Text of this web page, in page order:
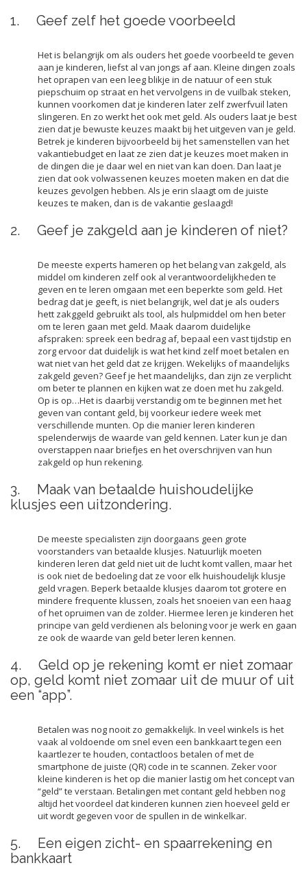
1. Geef zelf het goede voorbeeld
Het is belangrijk om als ouders het goede voorbeeld te geven
aan je kinderen, liefst al van jongs af aan. Kleine dingen zoals
het oprapen van een leeg blikje in de natuur of een stuk
piepschuim op straat en het vervolgens in de vuilbak steken,
kunnen voorkomen dat je kinderen later zelf zwerfvuil laten
slingeren. En zo werkt het ook met geld. Als ouders laat je best
zien dat je bewuste keuzes maakt bij het uitgeven van je geld.
Betrek je kinderen bijvoorbeeld bij het samenstellen van het
vakantiebudget en laat ze zien dat je keuzes moet maken in
de dingen die je daar wel en niet van kan doen. Dan laat je
zien dat ook volwassenen keuzes moeten maken en dat die
keuzes gevolgen hebben. Als je erin slaagt om de juiste
keuzes te maken, dan is de vakantie geslaagd!
2. Geef je zakgeld aan je kinderen of niet?
De meeste experts hameren op het belang van zakgeld, als
middel om kinderen zelf ook al verantwoordelijkheden te
geven en te leren omgaan met een beperkte som geld. Het
bedrag dat je geeft, is niet belangrijk, wel dat je als ouders
hett zakggeld gebruikt als tool, als hulpmiddel om hen beter
om te leren gaan met geld. Maak daarom duidelijke
afspraken: spreek een bedrag af, bepaal een vast tijdstip en
zorg ervoor dat duidelijk is wat het kind zelf moet betalen en
wat niet van het geld dat ze krijgen. Wekelijks of maandelijks
zakgeld geven? Geef je het maandelijks, dan zijn ze verplicht
om beter te plannen en kijken wat ze doen met hu zakgeld.
Op is op…Het is daarbij verstandig om te beginnen met het
geven van contant geld, bij voorkeur iedere week met
verschillende munten. Op die manier leren kinderen
spelenderwijs de waarde van geld kennen. Later kun je dan
overstappen naar briefjes en het overschrijven van hun
zakgeld op hun rekening.
3. Maak van betaalde huishoudelijke
klusjes een uitzondering.
De meeste specialisten zijn doorgaans geen grote
voorstanders van betaalde klusjes. Natuurlijk moeten
kinderen leren dat geld niet uit de lucht komt vallen, maar het
is ook niet de bedoeling dat ze voor elk huishoudelijk klusje
geld vragen. Beperk betaalde klusjes daarom tot grotere en
mindere frequente klussen, zoals het snoeien van een haag
of het opruimen van de zolder. Hiermee leren je kinderen het
principe van geld verdienen als beloning voor je werk en gaan
ze ook de waarde van geld beter leren kennen.
4. Geld op je rekening komt er niet zomaar
op, geld komt niet zomaar uit de muur of uit
een “app”.
Betalen was nog nooit zo gemakkelijk. In veel winkels is het
vaak al voldoende om snel even een bankkaart tegen een
kaartlezer te houden, contactloos betalen of met de
smartphone de juiste (QR) code in te scannen. Zeker voor
kleine kinderen is het op die manier lastig om het concept van
“geld” te verstaan. Betalingen met contant geld hebben nog
altijd het voordeel dat kinderen kunnen zien hoeveel geld er
uit wordt gegeven voor de spullen in de winkelkar.
5. Een eigen zicht- en spaarrekening en
bankkaart